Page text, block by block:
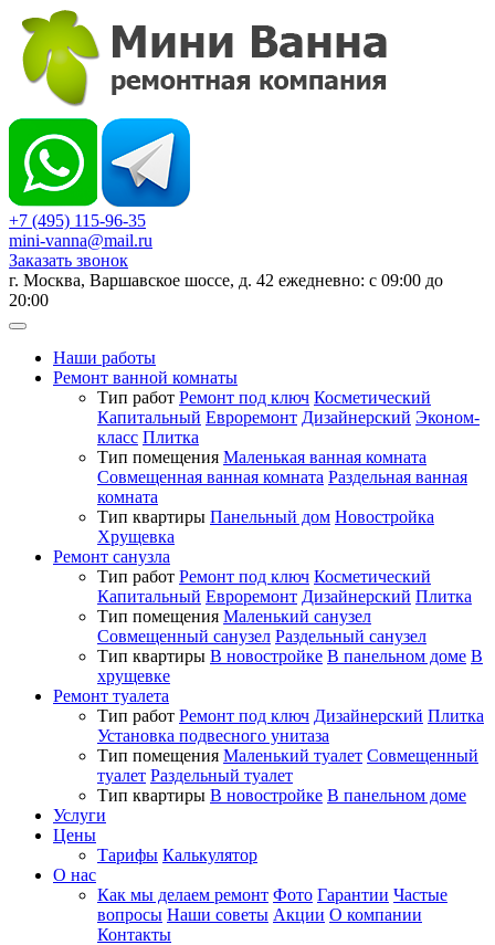
+7 (495) 115-96-35
mini-vanna@mail.ru
Заказать звонок
г. Москва, Варшавское шоссе, д. 42 ежедневно: с 09:00 до
20:00
Наши работы
Ремонт ванной комнаты
Тип работ Ремонт под ключ Косметический
Капитальный Евроремонт Дизайнерский Эконом-
класс Плитка
Тип помещения Маленькая ванная комната
Совмещенная ванная комната Раздельная ванная
комната
Тип квартиры Панельный дом Новостройка
Хрущевка
Ремонт санузла
Тип работ Ремонт под ключ Косметический
Капитальный Евроремонт Дизайнерский Плитка
Тип помещения Маленький санузел
Совмещенный санузел Раздельный санузел
Тип квартиры В новостройке В панельном доме В
хрущевке
Ремонт туалета
Тип работ Ремонт под ключ Дизайнерский Плитка
Установка подвесного унитаза
Тип помещения Маленький туалет Совмещенный
туалет Раздельный туалет
Тип квартиры В новостройке В панельном доме
Услуги
Цены
Тарифы Калькулятор
О нас
Как мы делаем ремонт Фото Гарантии Частые
вопросы Наши советы Акции О компании
Контакты